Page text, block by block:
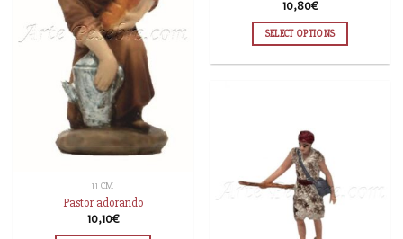
10,80€
SELECT OPTIONS
11 CM
Pastor adorando
10,10€